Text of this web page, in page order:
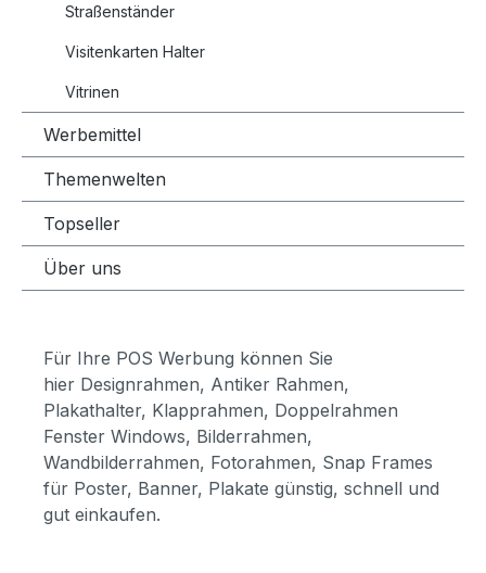
Straßenständer
Visitenkarten Halter
Vitrinen
Werbemittel
Themenwelten
Topseller
Über uns
Für Ihre POS Werbung können Sie
hier Designrahmen, Antiker Rahmen,
Plakathalter, Klapprahmen, Doppelrahmen
Fenster Windows, Bilderrahmen,
Wandbilderrahmen, Fotorahmen, Snap Frames
für Poster, Banner, Plakate günstig, schnell und
gut einkaufen.